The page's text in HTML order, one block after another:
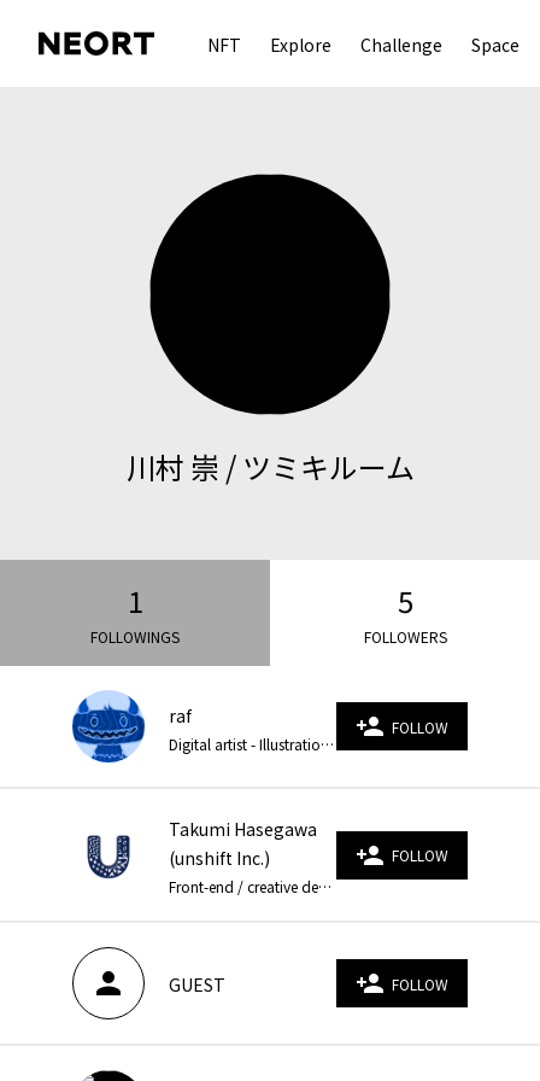
NFT Explore Challenge Space
川村 崇 / ツミキルーム
1
FOLLOWINGS
5
FOLLOWERS
raf
Digital artist - Illustration x Creative coding イラストとクリエイティブコーティング (WebGL / three.js) によるアート作品を作っています。イラストがズビズビ動きます！ Webブラウザで動きます！
person_add FOLLOW
Takumi Hasegawa
(unshift Inc.)
Front-end / creative developer | unshift Inc. founder. 主にWebサイトのフロントエンド実装をやっています。WebGLなどWebのグラフィック技術を使った表現が得意です。2021年11月に法人化しました。 Website: https://unshift.co.jp/ Twitter: https://twitter.com/_unshift Instagram: https://www.instagram.com/_unshift/
person_add FOLLOW
person GUEST person_add FOLLOW